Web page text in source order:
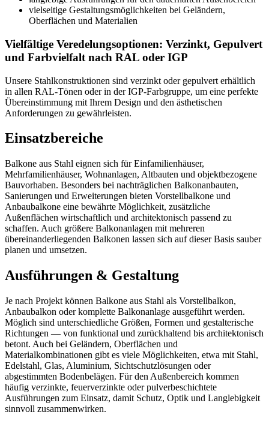
vielseitige Gestaltungsmöglichkeiten bei Geländern,
Oberflächen und Materialien
Vielfältige Veredelungsoptionen: Verzinkt, Gepulvert
und Farbvielfalt nach RAL oder IGP
Unsere Stahlkonstruktionen sind verzinkt oder gepulvert erhältlich
in allen RAL-Tönen oder in der IGP-Farbgruppe, um eine perfekte
Übereinstimmung mit Ihrem Design und den ästhetischen
Anforderungen zu gewährleisten.
Einsatzbereiche
Balkone aus Stahl eignen sich für Einfamilienhäuser,
Mehrfamilienhäuser, Wohnanlagen, Altbauten und objektbezogene
Bauvorhaben. Besonders bei nachträglichen Balkonanbauten,
Sanierungen und Erweiterungen bieten Vorstellbalkone und
Anbaubalkone eine bewährte Möglichkeit, zusätzliche
Außenflächen wirtschaftlich und architektonisch passend zu
schaffen. Auch größere Balkonanlagen mit mehreren
übereinanderliegenden Balkonen lassen sich auf dieser Basis sauber
planen und umsetzen.
Ausführungen & Gestaltung
Je nach Projekt können Balkone aus Stahl als Vorstellbalkon,
Anbaubalkon oder komplette Balkonanlage ausgeführt werden.
Möglich sind unterschiedliche Größen, Formen und gestalterische
Richtungen — von funktional und zurückhaltend bis architektonisch
betont. Auch bei Geländern, Oberflächen und
Materialkombinationen gibt es viele Möglichkeiten, etwa mit Stahl,
Edelstahl, Glas, Aluminium, Sichtschutzlösungen oder
abgestimmten Bodenbelägen. Für den Außenbereich kommen
häufig verzinkte, feuerverzinkte oder pulverbeschichtete
Ausführungen zum Einsatz, damit Schutz, Optik und Langlebigkeit
sinnvoll zusammenwirken.